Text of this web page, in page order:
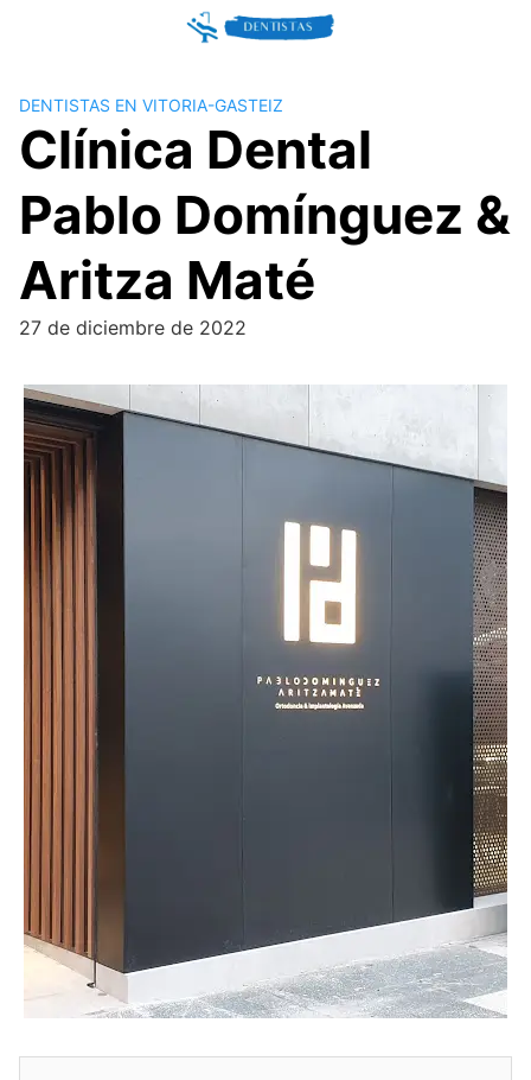
DENTISTAS EN VITORIA-GASTEIZ
Clínica Dental
Pablo Domínguez &
Aritza Maté
27 de diciembre de 2022